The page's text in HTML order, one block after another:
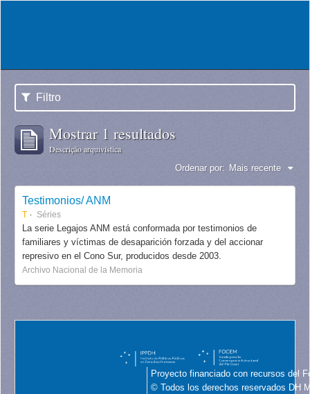
Filtro
Mostrar 1 resultados
Descrição arquivística
Ordenar por: Mais recente
Testimonios/ ANM
T Séries
La serie Legajos ANM está conformada por testimonios de
familiares y víctimas de desaparición forzada y del accionar
represivo en el Cono Sur, producidos desde 2003.
Archivo Nacional de la Memoria
Proyecto financiado con recursos del
© Todos los derechos reservados DH